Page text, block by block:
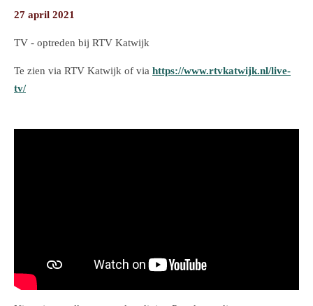
27 april 2021
TV - optreden bij RTV Katwijk
Te zien via RTV Katwijk of via https://www.rtvkatwijk.nl/live-
tv/